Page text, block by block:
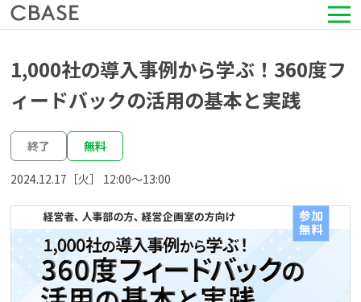
活用シーン
導入事例
HRコラム
お知らせ
1,000社の導入事例から学ぶ！360度フ
ィードバックの活用の基本と実践
終了 無料
2024.12.17［火］ 12:00〜13:00